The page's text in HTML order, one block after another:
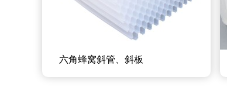
六角蜂窝斜管、斜板